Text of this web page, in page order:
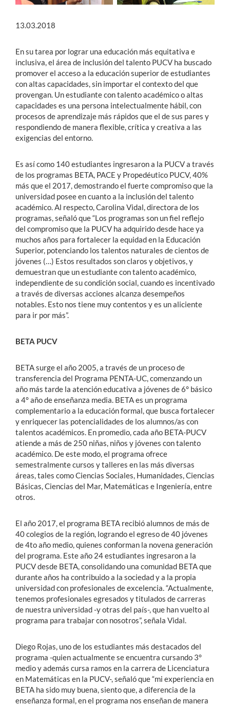
English
13.03.2018
En su tarea por lograr una educación más equitativa e
inclusiva, el área de inclusión del talento PUCV ha buscado
promover el acceso a la educación superior de estudiantes
con altas capacidades, sin importar el contexto del que
provengan. Un estudiante con talento académico o altas
capacidades es una persona intelectualmente hábil, con
procesos de aprendizaje más rápidos que el de sus pares y
respondiendo de manera flexible, crítica y creativa a las
exigencias del entorno.
Es así como 140 estudiantes ingresaron a la PUCV a través
de los programas BETA, PACE y Propedéutico PUCV, 40%
más que el 2017, demostrando el fuerte compromiso que la
universidad posee en cuanto a la inclusión del talento
académico. Al respecto, Carolina Vidal, directora de los
programas, señaló que “Los programas son un fiel reflejo
del compromiso que la PUCV ha adquirido desde hace ya
muchos años para fortalecer la equidad en la Educación
Superior, potenciando los talentos naturales de cientos de
jóvenes (…) Estos resultados son claros y objetivos, y
demuestran que un estudiante con talento académico,
independiente de su condición social, cuando es incentivado
a través de diversas acciones alcanza desempeños
notables. Esto nos tiene muy contentos y es un aliciente
para ir por más”.
BETA PUCV
BETA surge el año 2005, a través de un proceso de
transferencia del Programa PENTA-UC, comenzando un
año más tarde la atención educativa a jóvenes de 6° básico
a 4° año de enseñanza media. BETA es un programa
complementario a la educación formal, que busca fortalecer
y enriquecer las potencialidades de los alumnos/as con
talentos académicos. En promedio, cada año BETA-PUCV
atiende a más de 250 niñas, niños y jóvenes con talento
académico. De este modo, el programa ofrece
semestralmente cursos y talleres en las más diversas
áreas, tales como Ciencias Sociales, Humanidades, Ciencias
Básicas, Ciencias del Mar, Matemáticas e Ingeniería, entre
otros.
El año 2017, el programa BETA recibió alumnos de más de
40 colegios de la región, logrando el egreso de 40 jóvenes
de 4to año medio, quienes conforman la novena generación
del programa. Este año 24 estudiantes ingresaron a la
PUCV desde BETA, consolidando una comunidad BETA que
durante años ha contribuido a la sociedad y a la propia
universidad con profesionales de excelencia. “Actualmente,
tenemos profesionales egresados y titulados de carreras
de nuestra universidad -y otras del país-, que han vuelto al
programa para trabajar con nosotros”, señala Vidal.
Diego Rojas, uno de los estudiantes más destacados del
programa -quien actualmente se encuentra cursando 3°
medio y además cursa ramos en la carrera de Licenciatura
en Matemáticas en la PUCV-, señaló que “mi experiencia en
BETA ha sido muy buena, siento que, a diferencia de la
enseñanza formal, en el programa nos enseñan de manera